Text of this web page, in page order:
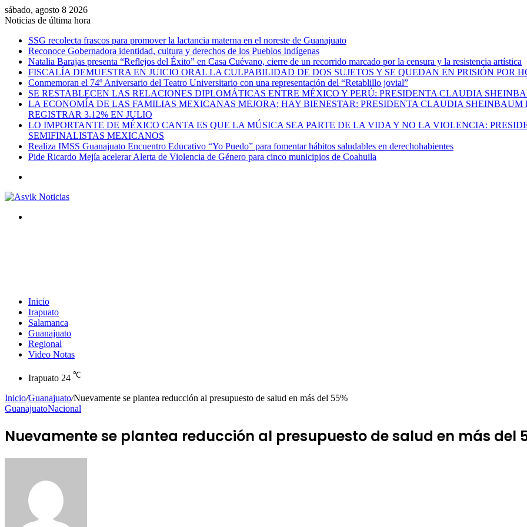
sábado, agosto 8 2026
Noticias de última hora
SSG recolecta frascos para promover la lactancia materna en el noreste de Guanajuato
Reconoce Gobernadora identidad, cultura y derechos de los Pueblos Indígenas
Natalia Barajas presenta “Reflejos del Éxito” en Casa Cuévano, cierre de un recorrido marcado por la censura y la resistencia artística
FISCALÍA DEMUESTRA EN JUICIO ORAL LA CULPABILIDAD DE DOS SUJETOS Y SE QUEDAN EN PRISIÓN POR
Conmemoran el 74º Aniversario del Teatro Universitario con una representación del “Retablillo jovial”
SE RESTABLECEN LAS RELACIONES DIPLOMÁTICAS ENTRE MÉXICO Y PERÚ: PRESIDENTA CLAUDIA
LA ECONOMÍA DE LAS FAMILIAS MEXICANAS MEJORA; HAY BIENESTAR: PRESIDENTA CLAUDIA
REGISTRAR 3.12% EN JULIO
LO IMPORTANTE DE MÉXICO CANTA ES QUE LA MÚSICA SEA PARTE DE LA VIDA Y NO LA VIOLENCIA:
SEMIFINALISTAS MEXICANOS
Realiza IMSS Guanajuato Encuentro Educativo “Yo Puedo” para fomentar hábitos saludables en derechohabientes
Pide Ricardo Mejía acelerar Alerta de Violencia de Género para cinco municipios de Coahuila
Inicio
Irapuato
Salamanca
Guanajuato
Regional
Video Notas
Irapuato 24 ℃
Inicio/Guanajuato/Nuevamente se plantea reducción al presupuesto de salud en más del 55%
GuanajuatoNacional
Nuevamente se plantea reducción al presupuesto de salud en más del